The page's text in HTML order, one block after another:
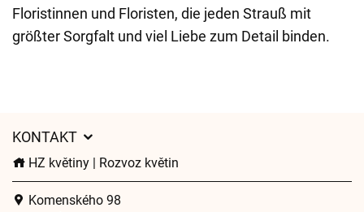
Floristinnen und Floristen, die jeden Strauß mit
größter Sorgfalt und viel Liebe zum Detail binden.
KONTAKT
HZ květiny | Rozvoz květin
Komenského 98